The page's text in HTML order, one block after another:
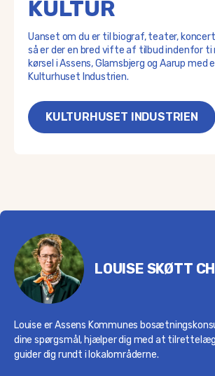
KULTUR
Uanset om du er til biograf, teater,
så er der en bred vifte af tilbud indenfor
kørsel i Assens, Glamsbjerg og Aarup med
Kulturhuset Industrien.
KULTURHUSET INDUSTRIEN
LOUISE SKØTT
Louise er Assens Kommunes
dine spørgsmål, hjælper dig med at
guider dig rundt i lokalområderne.